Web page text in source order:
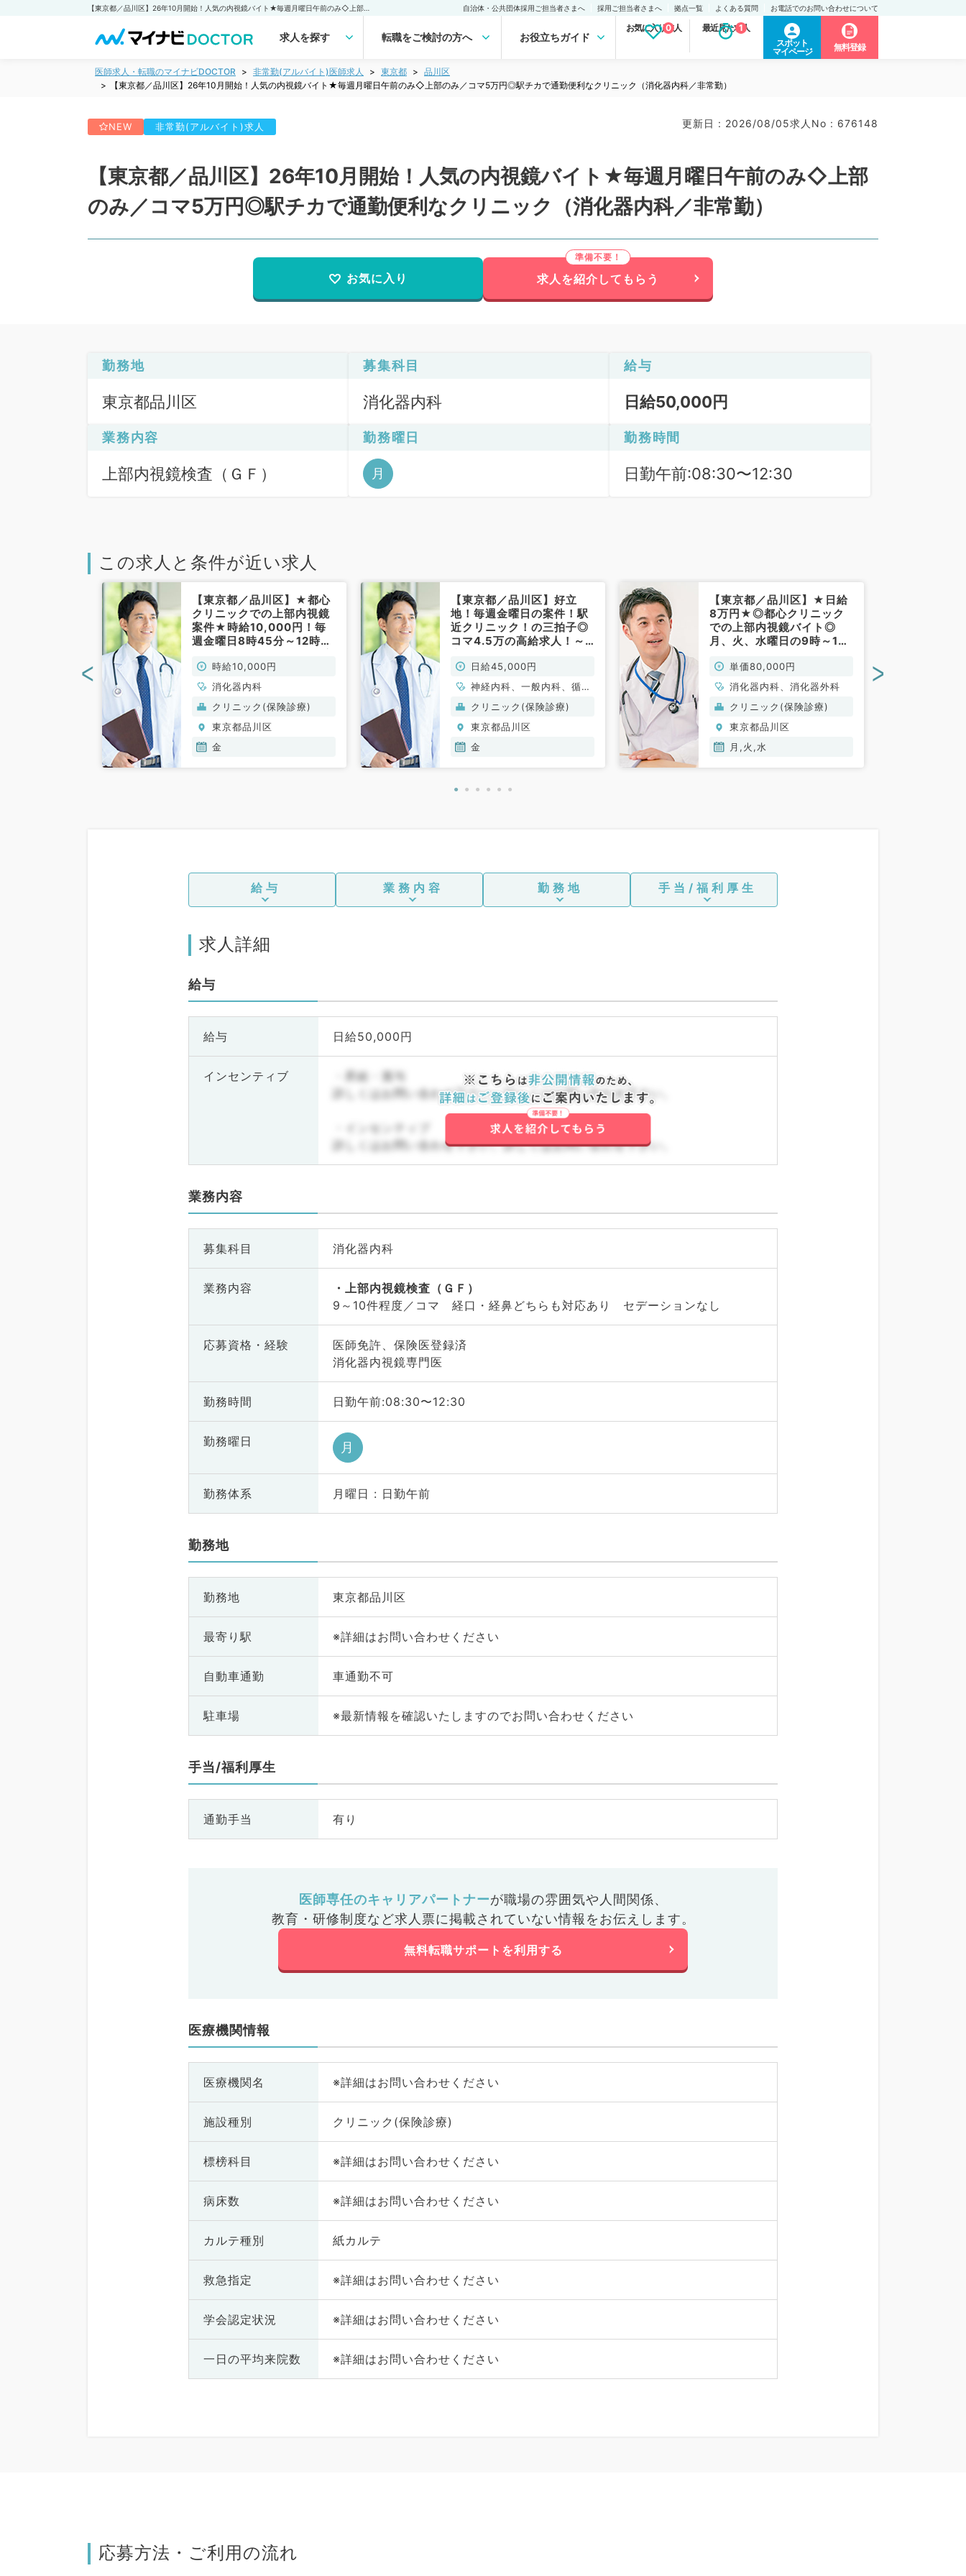
自治体・公共団体採用ご担当者さまへ 採用ご担当者さまへ 拠点一覧 よくある質問 お電話でのお問い合わせについて
求人を探す 転職をご検討の方へ お役立ちガイド
お気に入り求人
0 最近見た求人
1
スポット
マイページ
無料登録
医師求人・転職のマイナビDOCTOR 非常勤(アルバイト)医師求人 東京都
品川区
【東京都／品川区】26年10月開始！人気の内視鏡バイト★毎週月曜日午前のみ◇上部のみ／コマ5万円◎駅チカで通勤便利なクリニック（消化器内科／非常勤）
NEW 非常勤(アルバイト)求人 更新日 : 2026/08/05求人No : 676148
【東京都／品川区】26年10月開始！人気の内視鏡バイト★毎週月曜日午前のみ◇上部
のみ／コマ5万円◎駅チカで通勤便利なクリニック（消化器内科／非常勤）
お気に入り 求人を紹介してもらう
勤務地
東京都品川区
募集科目
消化器内科
給与
日給50,000円
業務内容
上部内視鏡検査（ＧＦ）
勤務曜日
月
勤務時間
日勤午前:08:30〜12:30
この求人と条件が近い求人
【東京都／品川区】★都心
クリニックでの上部内視鏡
案件★時給10,000円！毎
週金曜日8時45分～12時
駅からも徒歩圏内です
◎（消化器内科、消化器外
科／非常勤）
時給10,000円
消化器内科
クリニック(保険診療)
東京都品川区
金
【東京都／品川区】好立
地！毎週金曜日の案件！駅
近クリニック！の三拍子◎
コマ4.5万の高給求人！～
い方オススメ！～（内科系
／非常勤）
日給45,000円
神経内科、一般内科、循環
器内科、呼吸器内科、消化
器内科、内分泌・代謝内
科、腎臓内科、血液内科
クリニック(保険診療)
東京都品川区
金
【東京都／品川区】★日給
8万円★◎都心クリニック
での上部内視鏡バイト◎
月、火、水曜日の9時～18
可能です（消化器内科、消
化器外科／非常勤）
単価80,000円
消化器内科、消化器外科
クリニック(保険診療)
東京都品川区
月,火,水
< >
給与 業務内容 勤務地 手当/福利厚生
求人詳細
給与
給与 日給50,000円
インセンティブ
・昇給・賞与
詳しくはお問い合わせ下さい。詳しくはお問い合わせ下さい。
・インセンティブ
詳しくはお問い合わせ下さい。詳しくはお問い合わせ下さい。
業務内容
募集科目 消化器内科
業務内容
上部内視鏡検査（ＧＦ）
9～10件程度／コマ 経口・経鼻どちらも対応あり セデーションなし
応募資格・ 経験
医師免許、保険医登録済
消化器内視鏡専門医
勤務時間 日勤午前:08:30〜12:30
勤務曜日 月
勤務体系 月曜日 : 日勤午前
勤務地
勤務地 東京都品川区
最寄り駅 ※詳細はお問い合わせください
自動車通勤 車通勤不可
駐車場 ※最新情報を確認いたしますのでお問い合わせください
手当/福利厚生
通勤手当 有り
医師専任のキャリアパートナーが職場の雰囲気や人間関係、
教育・研修制度など求人票に掲載されていない情報をお伝えします。
無料転職サポートを利用する
医療機関情報
医療機関名 ※詳細はお問い合わせください
施設種別 クリニック(保険診療)
標榜科目 ※詳細はお問い合わせください
病床数 ※詳細はお問い合わせください
カルテ種別 紙カルテ
救急指定 ※詳細はお問い合わせください
学会認定状況 ※詳細はお問い合わせください
一日の平均来院数 ※詳細はお問い合わせください
応募方法・ご利用の流れ